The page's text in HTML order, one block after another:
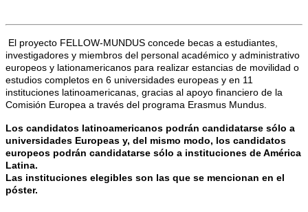
El proyecto FELLOW-MUNDUS concede becas a estudiantes,
investigadores y miembros del personal académico y administrativo
europeos y lationamericanos para realizar estancias de movilidad o
estudios completos en 6 universidades europeas y en 11
instituciones latinoamericanas, gracias al apoyo financiero de la
Comisión Europea a través del programa Erasmus Mundus.
Los candidatos latinoamericanos podrán candidatarse sólo a
universidades Europeas y, del mismo modo, los candidatos
europeos podrán candidatarse sólo a instituciones de América
Latina.
Las instituciones elegibles son las que se mencionan en el
póster.